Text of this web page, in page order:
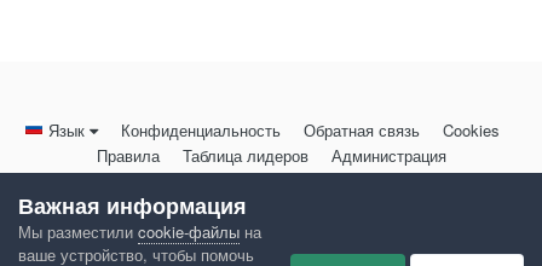
Язык Конфиденциальность Обратная связь
Cookies
Правила
Таблица лидеров Администрация
Powered by Invision Community
Важная информация
Мы разместили cookie-файлы на
ваше устройство, чтобы помочь